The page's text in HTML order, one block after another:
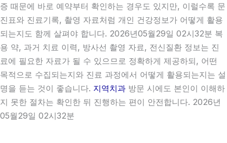
증 때문에 바로 예약부터 확인하는 경우도 있지만, 이럴수록 문
진표와 진료기록, 촬영 자료처럼 개인 건강정보가 어떻게 활용
되는지도 함께 살펴야 합니다. 2026년05월29일 02시32분 복
용 약, 과거 치료 이력, 방사선 촬영 자료, 전신질환 정보는 진
료에 필요한 자료가 될 수 있으므로 정확하게 제공하되, 어떤
목적으로 수집되는지와 진료 과정에서 어떻게 활용되는지는 설
명을 듣는 것이 좋습니다. 지역치과 방문 시에도 본인이 이해하
지 못한 절차는 확인한 뒤 진행하는 편이 안전합니다. 2026년
05월29일 02시32분